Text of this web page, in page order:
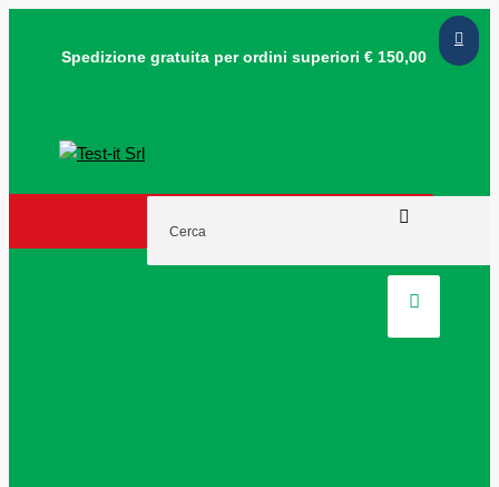
Spedizione gratuita per ordini superiori € 150,00